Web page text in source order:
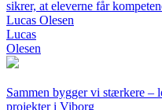
sikrer, at eleverne får
Lucas Olesen
Lucas
Olesen
Sammen bygger vi stærkere –
projekter i Viborg